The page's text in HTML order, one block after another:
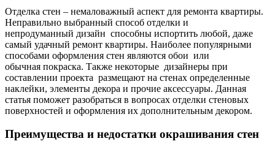
Отделка стен ‒ немаловажный аспект для ремонта квартиры.
Неправильно выбранный способ отделки и
непродуманный дизайн способны испортить любой, даже
самый удачный ремонт квартиры. Наиболее популярными
способами оформления стен являются обои или
обычная покраска. Также некоторые дизайнеры при
составлении проекта размещают на стенах определенные
наклейки, элементы декора и прочие аксессуары. Данная
статья поможет разобраться в вопросах отделки стеновых
поверхностей и оформления их дополнительным декором.
Преимущества и недостатки окрашивания стен